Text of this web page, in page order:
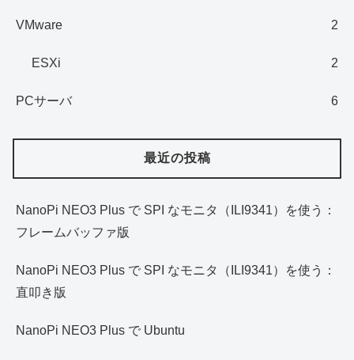
VMware 2
ESXi 2
PCサーバ 6
最近の投稿
NanoPi NEO3 Plus で SPI なモニタ（ILI9341）を使う：
フレームバッファ版
NanoPi NEO3 Plus で SPI なモニタ（ILI9341）を使う：
直叩き版
NanoPi NEO3 Plus で Ubuntu